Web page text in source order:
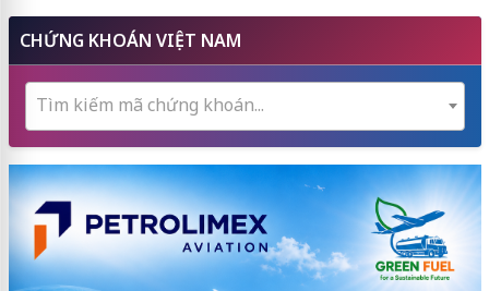
CHỨNG KHOÁN VIỆT NAM
Tìm kiếm mã chứng khoán...